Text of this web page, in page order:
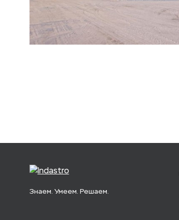
Знаем. Умеем. Решаем.